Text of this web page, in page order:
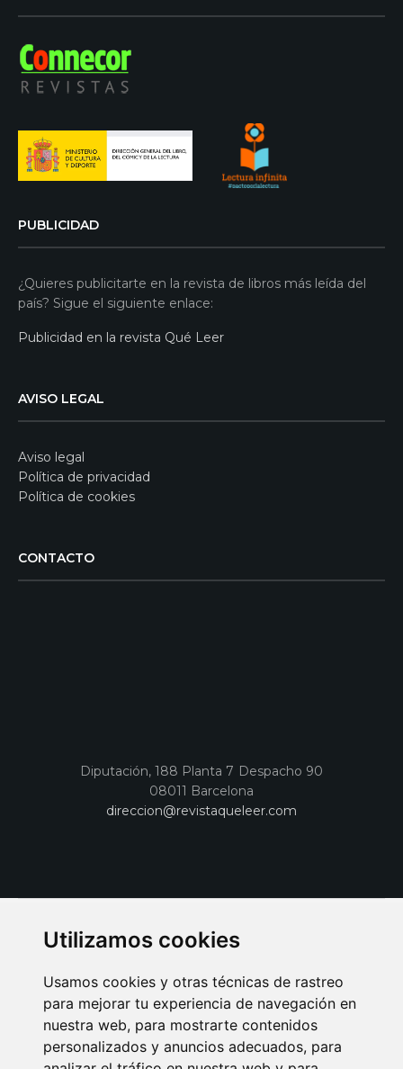
Utilizamos cookies
Usamos cookies y otras técnicas de rastreo
para mejorar tu experiencia de navegación en
nuestra web, para mostrarte contenidos
personalizados y anuncios adecuados, para
PUBLICIDAD
¿Quieres publicitarte en la revista de libros más leída del
país? Sigue el siguiente enlace:
Publicidad en la revista Qué Leer
AVISO LEGAL
Aviso legal
Política de privacidad
Política de cookies
CONTACTO
Diputación, 188 Planta 7 Despacho 90
08011 Barcelona
direccion@revistaqueleer.com